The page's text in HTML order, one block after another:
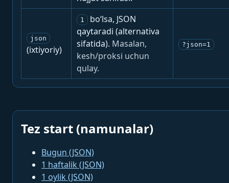
json
(ixtiyoriy)
1
bo‘lsa, JSON
qaytaradi (alternativa
sifatida). Masalan,
kesh/proksi uchun
qulay.
?json=1
Tez start (namunalar)
Bugun (JSON)
1 haftalik (JSON)
1 oylik (JSON)